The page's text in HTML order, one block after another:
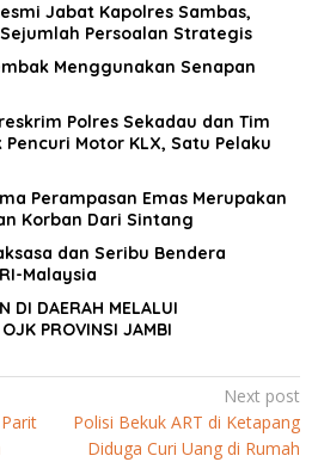
Jabat Kapolres Sambas,
Persoalan Strategis
Menggunakan Senapan
Polres Sekadau dan Tim
Pencuri Motor KLX, Satu Pelaku
Perampasan Emas Merupakan
Korban Dari Sintang
dan Seribu Bendera
Malaysia
DI DAERAH MELALUI
PROVINSI JAMBI
Next post
Polisi Bekuk ART di Ketapang
Diduga Curi Uang di Rumah